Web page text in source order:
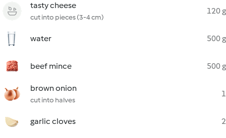
tasty cheese
cut into pieces (3-4 cm)
120 g
water 500 g
beef mince 500 g
brown onion
cut into halves
1
garlic cloves 2